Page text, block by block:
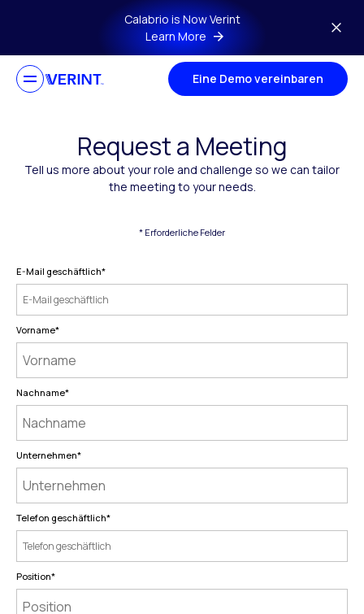
Skip to main contentCalabrio is Now Verint
Learn More
Eine Demo vereinbaren
Request a Meeting
Tell us more about your role and challenge so we can tailor
the meeting to your needs.
* Erforderliche Felder
E-Mail geschäftlich*
Vorname*
Nachname*
Unternehmen*
Telefon geschäftlich*
Position*